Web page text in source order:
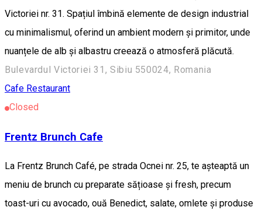
Victoriei nr. 31. Spațiul îmbină elemente de design industrial
cu minimalismul, oferind un ambient modern și primitor, unde
nuanțele de alb și albastru creează o atmosferă plăcută.
Bulevardul Victoriei 31, Sibiu 550024, Romania
Cafe Restaurant
Closed
Frentz Brunch Cafe
La Frentz Brunch Café, pe strada Ocnei nr. 25, te așteaptă un
meniu de brunch cu preparate sățioase și fresh, precum
toast-uri cu avocado, ouă Benedict, salate, omlete și produse